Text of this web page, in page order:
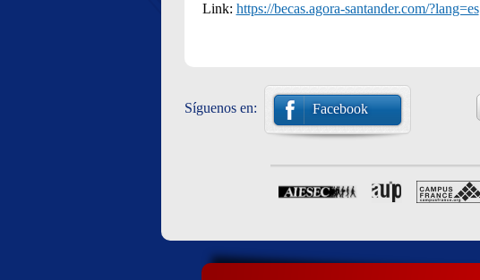
Link: https://becas.agora-santander.com/?lang=es
Síguenos en: Facebook